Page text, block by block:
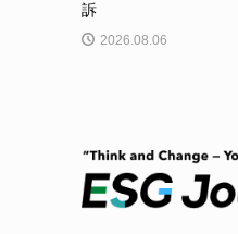
訴
2026.08.06